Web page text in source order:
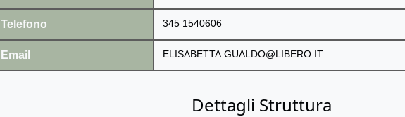
Telefono 345 1540606
Email ELISABETTA.GUALDO@LIBERO.IT
Dettagli Struttura